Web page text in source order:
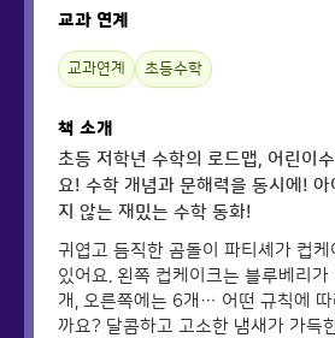
교과 연계
교과연계 초등수학
책 소개
초등 저학년 수학의 로드맵, 어린이
요! 수학 개념과 문해력을 동시에! 아
지 않는 재밌는 수학 동화!
귀엽고 듬직한 곰돌이 파티셰가 컵
있어요. 왼쪽 컵케이크는 블루베리
개, 오른쪽에는 6개… 어떤 규칙에
까요? 달콤하고 고소한 냄새가 가득